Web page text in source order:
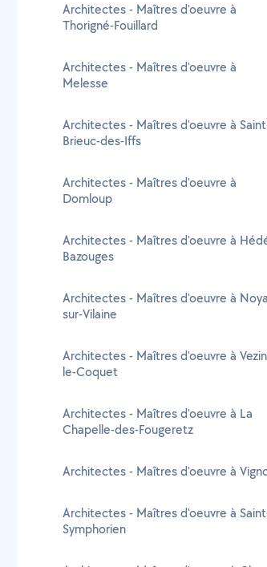
Architectes - Maîtres d'oeuvre à
Thorigné-Fouillard
Architectes - Maîtres d'oeuvre à
Melesse
Architectes - Maîtres d'oeuvre à
Brieuc-des-Iffs
Architectes - Maîtres d'oeuvre à
Domloup
Architectes - Maîtres d'oeuvre à
Bazouges
Architectes - Maîtres d'oeuvre à
sur-Vilaine
Architectes - Maîtres d'oeuvre à
le-Coquet
Architectes - Maîtres d'oeuvre à La
Chapelle-des-Fougeretz
Architectes - Maîtres d'oeuvre à
Architectes - Maîtres d'oeuvre à
Symphorien